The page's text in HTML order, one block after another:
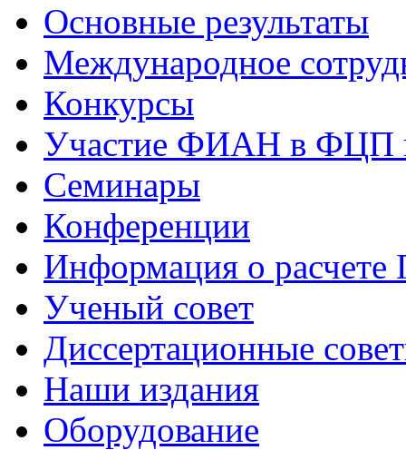
Основные результаты
Международное
Конкурсы
Участие ФИАН в ФЦП
Семинары
Конференции
Информация о
Ученый совет
Диссертационные
Наши издания
Оборудование